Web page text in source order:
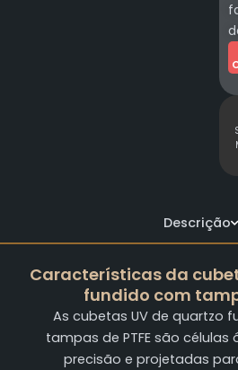
Descrição
Características da
fundido com
As cubetas UV de quartzo
tampas de PTFE são
precisão e projetadas